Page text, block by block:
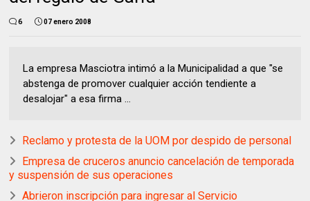
6 07 enero 2008
La empresa Masciotra intimó a la Municipalidad a que "se
abstenga de promover cualquier acción tendiente a
desalojar" a esa firma ...
Reclamo y protesta de la UOM por despido de personal
Empresa de cruceros anuncio cancelación de temporada
y suspensión de sus operaciones
Abrieron inscripción para ingresar al Servicio